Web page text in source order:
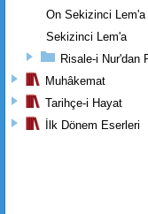
On Sekizinci Lem'a
Sekizinci Lem'a
Risale-i Nur'dan
Muhâkemat
Tarihçe-i Hayat
İlk Dönem Eserleri